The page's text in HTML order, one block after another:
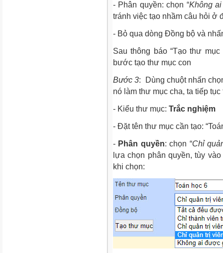
- Phân quyền: chọn “Không
tránh việc tạo nhầm câu hỏi ở
- Bỏ qua dòng Đồng bộ và
Sau thông báo “Tạo thư
bước tạo thư mục con
Bước 3: Dùng chuột nhấn
nó làm thư mục cha, ta tiếp
- Kiểu thư mục: Trắc nghiệm
- Đặt tên thư mục cần tạo:
- Phân quyền: chọn “Chỉ
lựa chọn phân quyền, tùy
khi chọn: